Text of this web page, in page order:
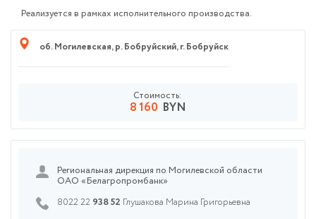
Реализуется в рамках исполнительного производства.
об. Могилевская,р. Бобруйский,г. Бобруйск
Стоимость:
8 160 BYN
Региональная дирекция по Могилевской области
ОАО «Белагропромбанк»
8022 22 938 52 Глушакова Марина Григорьевна